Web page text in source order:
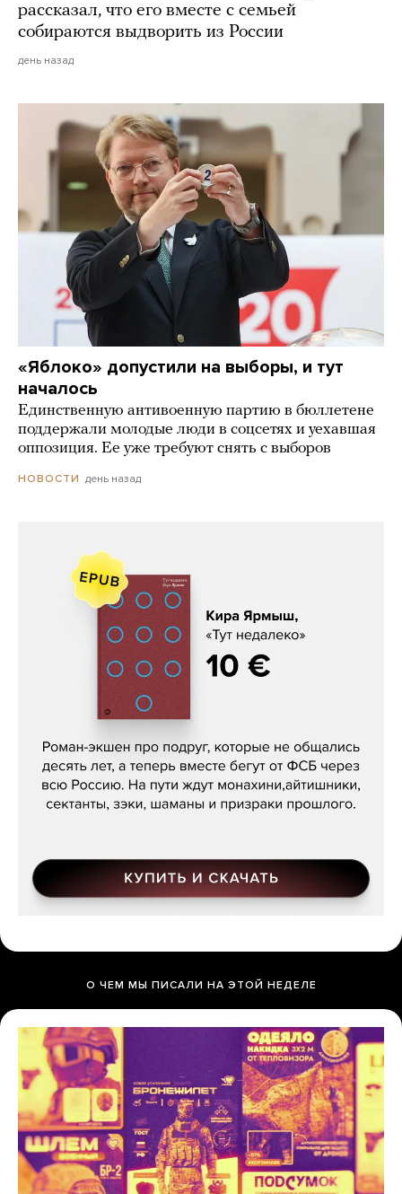
рассказал, что его вместе с семьей
собираются выдворить из России
день назад
«Яблоко» допустили на выборы, и тут
началось
Единственную антивоенную партию в бюллетене
поддержали молодые люди в соцсетях и уехавшая
оппозиция. Ее уже требуют снять с выборов
НОВОСТИ день назад
Кира Ярмыш, «Тут недалеко»
О ЧЕМ МЫ ПИСАЛИ НА ЭТОЙ НЕДЕЛЕ